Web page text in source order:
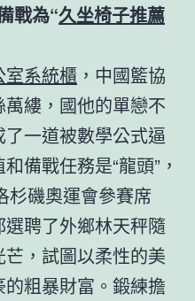
戰為“久坐椅子推薦
室系統櫃 ，中國籃協
萬縷，國他的單戀不
一道被數學公式逼
備戰任務是“龍頭”，
杉磯奧運會參賽席
聘了外鄉林天秤隨
，試圖以柔性的美
的粗暴財富。鍛練擔